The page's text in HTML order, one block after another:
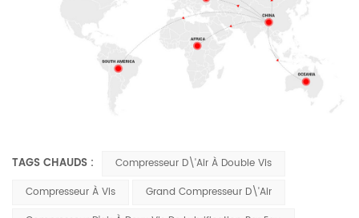
TAGS CHAUDS :
Compresseur D\'air À Double Vis
Compresseur À Vis
Grand Compresseur D\'air